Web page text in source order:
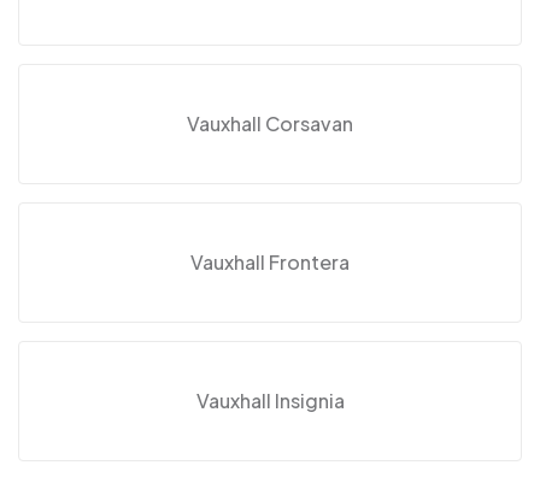
Vauxhall Corsavan
Vauxhall Frontera
Vauxhall Insignia